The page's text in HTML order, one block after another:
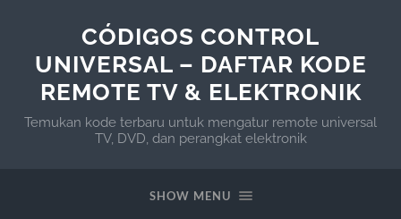
CÓDIGOS CONTROL
UNIVERSAL – DAFTAR KODE
REMOTE TV & ELEKTRONIK
Temukan kode terbaru untuk mengatur remote universal
TV, DVD, dan perangkat elektronik
SHOW MENU